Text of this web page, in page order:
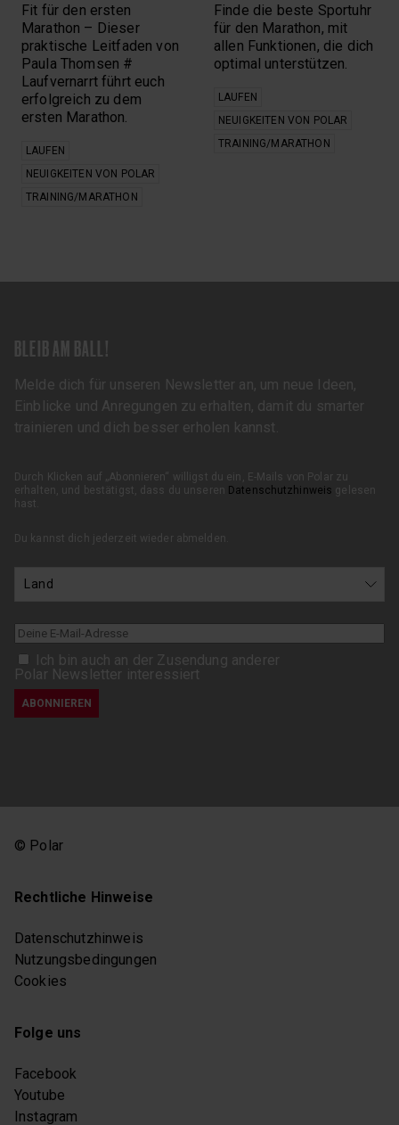
Fit für den ersten
Marathon – Dieser
praktische Leitfaden von
Paula Thomsen #
Laufvernarrt führt euch
erfolgreich zu dem
ersten Marathon.
LAUFEN
NEUIGKEITEN VON POLAR
TRAINING/MARATHON
Finde die beste Sportuhr
für den Marathon, mit
allen Funktionen, die dich
optimal unterstützen.
LAUFEN
NEUIGKEITEN VON POLAR
TRAINING/MARATHON
BLEIB AM BALL!
Melde dich für unseren Newsletter an, um neue Ideen,
Einblicke und Anregungen zu erhalten, damit du smarter
trainieren und dich besser erholen kannst.
Durch Klicken auf „Abonnieren“ willigst du ein, E-Mails von Polar zu
erhalten, und bestätigst, dass du unseren Datenschutzhinweis gelesen
hast.
Du kannst dich jederzeit wieder abmelden.
Ich bin auch an der Zusendung anderer
Polar Newsletter interessiert
© Polar
Rechtliche Hinweise
Datenschutzhinweis
Nutzungsbedingungen
Cookies
Folge uns
Facebook
Youtube
Instagram